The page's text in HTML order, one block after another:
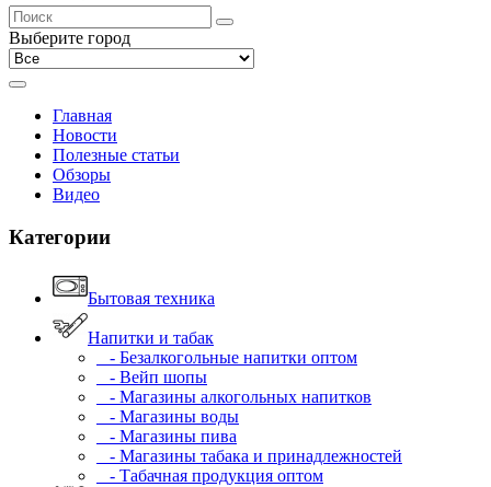
Выберите город
Главная
Новости
Полезные статьи
Обзоры
Видео
Категории
Бытовая техника
Напитки и табак
- Безалкогольные напитки оптом
- Вейп шопы
- Магазины алкогольных напитков
- Магазины воды
- Магазины пива
- Магазины табака и принадлежностей
- Табачная продукция оптом